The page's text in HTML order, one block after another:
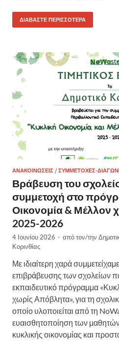
ΔΙΑΒΆΣΤΕ ΠΕΡΙΣΣΌΤΕΡΑ
ΑΝΑΚΟΙΝΏΣΕΙΣ /ΣΥΜΜΕΤΟΧΈΣ-
Βράβευση του
συμμετοχή στο
Οικονομία & Μέλλον
2025-2026
4 Ιουνίου 2026 - από τον/την
Κορινθίας
Με ιδιαίτερη χαρά
επιβράβευσης των σχολείων
εκπαιδευτικό πρόγραμμα
χωρίς Απόβλητα», για τη
οποίο υλοποιείται από τη
ευαισθητοποίηση των
κυκλικής οικονομίας και